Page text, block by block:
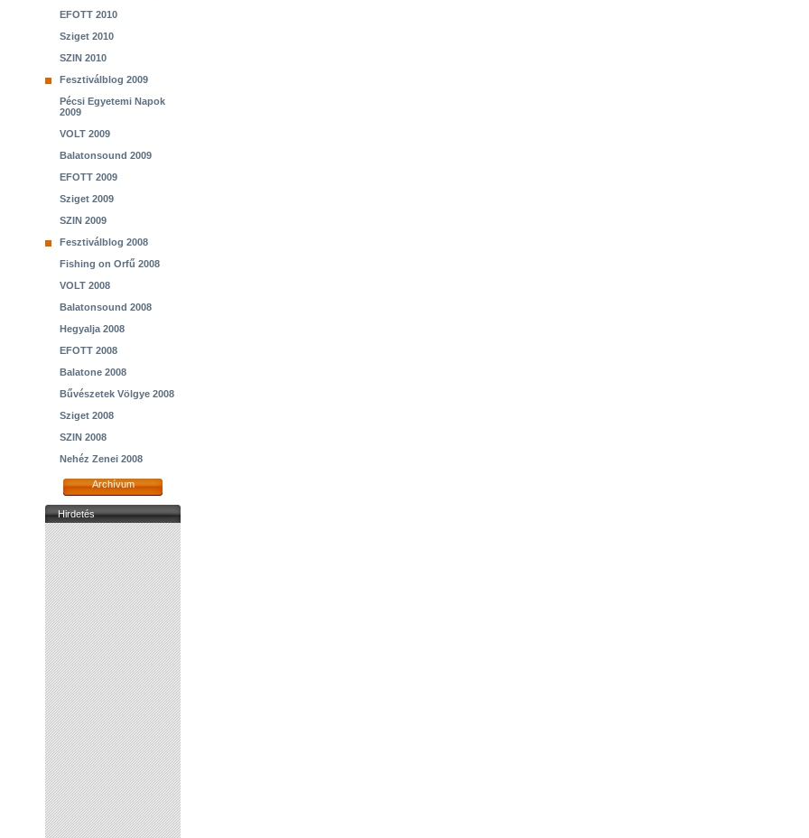
EFOTT 2010
Sziget 2010
SZIN 2010
Fesztiválblog 2009
Pécsi Egyetemi Napok
2009
VOLT 2009
Balatonsound 2009
EFOTT 2009
Sziget 2009
SZIN 2009
Fesztiválblog 2008
Fishing on Orfű 2008
VOLT 2008
Balatonsound 2008
Hegyalja 2008
EFOTT 2008
Balatone 2008
Bűvészetek Völgye 2008
Sziget 2008
SZIN 2008
Nehéz Zenei 2008
Archívum
Hirdetés